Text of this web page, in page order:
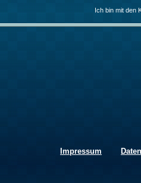
Ich bin mit den
Impressum